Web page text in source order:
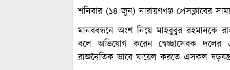
শনিবার (১৪ জুন) নারায়ণগঞ্জ প্রেসক্লাবের
মানববন্ধনে অংশ নিয়ে মাহবুবুর রহমানকে
বলে অভিযোগ করেন স্বেচ্ছাসেবক দলের
রাজনৈতিক ভাবে ঘায়েল করতে এসকল